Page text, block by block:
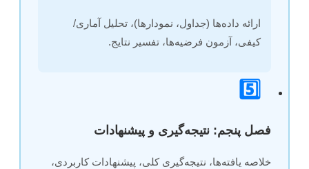
ارائه داده‌ها (جداول، نمودارها)، تحلیل آماری/
کیفی، آزمون فرضیه‌ها، تفسیر نتایج.
5️⃣
فصل پنجم: نتیجه‌گیری و پیشنهادات
خلاصه یافته‌ها، نتیجه‌گیری کلی، پیشنهادات کاربردی،